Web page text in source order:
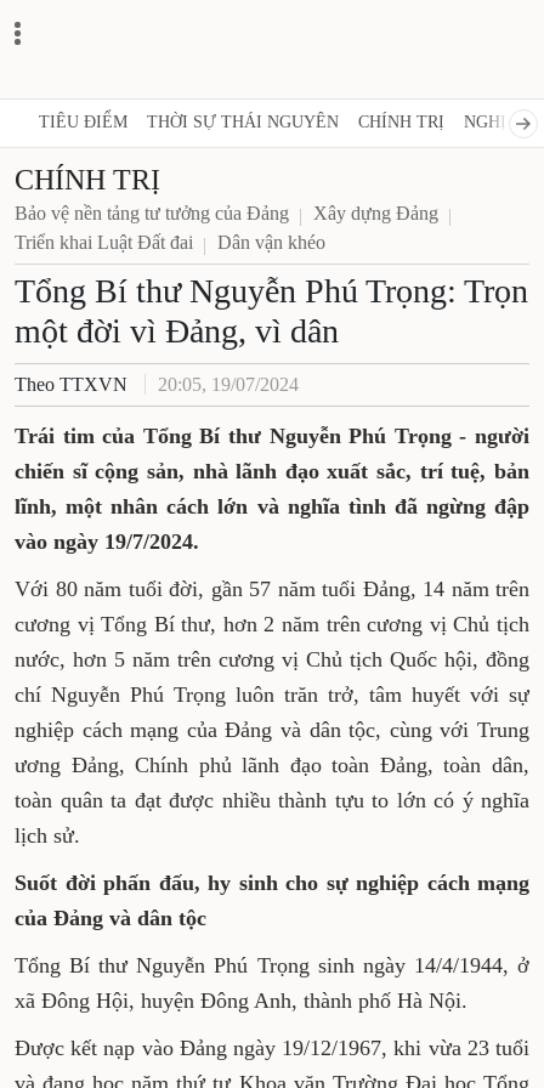
TIÊU ĐIỂM THỜI SỰ THÁI NGUYÊN CHÍNH TRỊ NGHỊ
CHÍNH TRỊ
Bảo vệ nền tảng tư tưởng của Đảng
Xây dựng Đảng
Triển khai Luật Đất đai
Dân vận khéo
Tổng Bí thư Nguyễn Phú Trọng: Trọn
một đời vì Đảng, vì dân
Theo TTXVN 20:05, 19/07/2024
Trái tim của Tổng Bí thư Nguyễn Phú Trọng - người
chiến sĩ cộng sản, nhà lãnh đạo xuất sắc, trí tuệ, bản
lĩnh, một nhân cách lớn và nghĩa tình đã ngừng đập
vào ngày 19/7/2024.
Với 80 năm tuổi đời, gần 57 năm tuổi Đảng, 14 năm trên
cương vị Tổng Bí thư, hơn 2 năm trên cương vị Chủ tịch
nước, hơn 5 năm trên cương vị Chủ tịch Quốc hội, đồng
chí Nguyễn Phú Trọng luôn trăn trở, tâm huyết với sự
nghiệp cách mạng của Đảng và dân tộc, cùng với Trung
ương Đảng, Chính phủ lãnh đạo toàn Đảng, toàn dân,
toàn quân ta đạt được nhiều thành tựu to lớn có ý nghĩa
lịch sử.
Suốt đời phấn đấu, hy sinh cho sự nghiệp cách mạng
của Đảng và dân tộc
Tổng Bí thư Nguyễn Phú Trọng sinh ngày 14/4/1944, ở
xã Đông Hội, huyện Đông Anh, thành phố Hà Nội.
Được kết nạp vào Đảng ngày 19/12/1967, khi vừa 23 tuổi
và đang học năm thứ tư Khoa văn Trường Đại học Tổng